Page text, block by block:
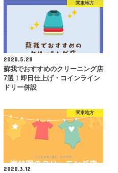
関東地方
2020.5.28
蘇我でおすすめのクリーニング店
7選！即日仕上げ・コインライン
ドリー併設
関東地方
2020.3.12